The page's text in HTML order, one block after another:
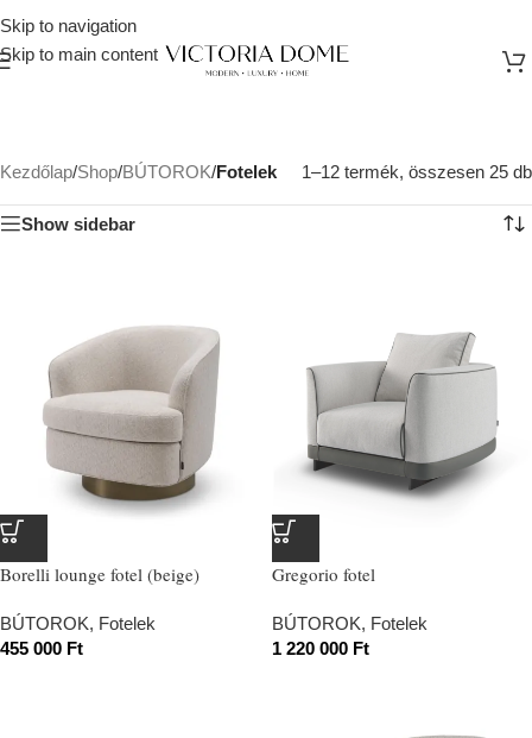
Skip to navigation
Skip to main content
Kezdőlap/Shop/BÚTOROK/Fotelek 1–12 termék, összesen 25 db
Show sidebar
Borelli lounge fotel (beige)
BÚTOROK, Fotelek
455 000 Ft
Gregorio fotel
BÚTOROK, Fotelek
1 220 000 Ft